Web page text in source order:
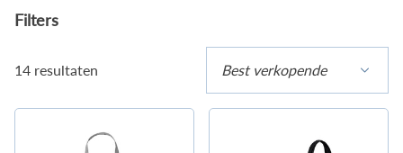
Filters
14 resultaten Best verkopende